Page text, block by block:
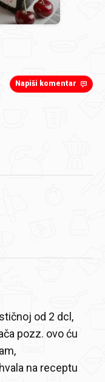
Napiši komentar
od 2 dcl,
pozz. ovo ću
na receptu